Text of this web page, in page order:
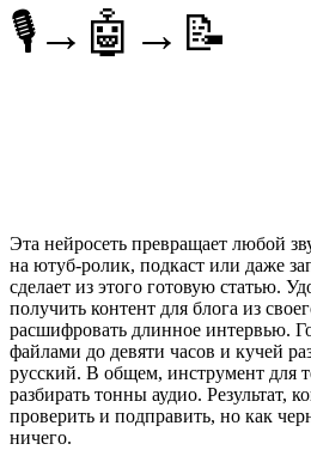
🎙️→🤖→📝
Эта нейросеть превращает любой
на ютуб-ролик, подкаст или даже
сделает из этого готовую статью.
получить контент для блога из
расшифровать длинное интервью.
файлами до девяти часов и кучей
русский. В общем, инструмент для
разбирать тонны аудио. Результат,
проверить и подправить, но как
ничего.